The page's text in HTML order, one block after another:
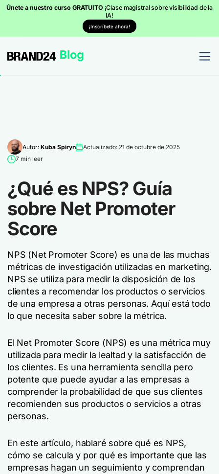
Únete a nuestro curso GRATUITO ¡Clase magistral sobre visibilidad de la
IA!
¡Inscríbete ahora!
Autor: Kuba Spiryn
Actualizado: 21 de octubre de 2025
7 min leer
¿Qué es NPS? Guía
sobre Net Promoter
Score
NPS (Net Promoter Score) es una de las muchas
métricas de investigación utilizadas en marketing.
NPS se utiliza para medir la disposición de los
clientes a recomendar los productos o servicios
de una empresa a otras personas. Aquí está todo
lo que necesita saber sobre la métrica.
El Net Promoter Score (NPS) es una métrica muy
utilizada para medir la lealtad y la satisfacción de
los clientes. Es una herramienta sencilla pero
potente que puede ayudar a las empresas a
comprender la probabilidad de que sus clientes
recomienden sus productos o servicios a otras
personas.
En este artículo, hablaré sobre qué es NPS,
cómo se calcula y por qué es importante que las
empresas hagan un seguimiento y comprendan